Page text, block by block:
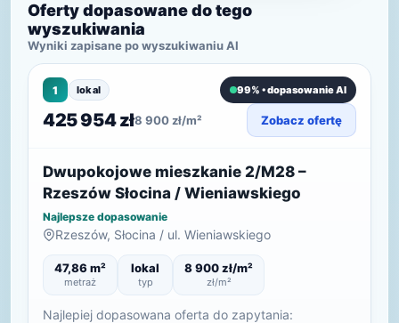
Oferty dopasowane do tego
wyszukiwania
Wyniki zapisane po wyszukiwaniu AI
1 lokal 99% • dopasowanie AI
425 954 zł8 900 zł/m² Zobacz ofertę
Dwupokojowe mieszkanie 2/M28 –
Rzeszów Słocina / Wieniawskiego
Najlepsze dopasowanie
Rzeszów, Słocina / ul. Wieniawskiego
47,86 m²
metraż
lokal
typ
8 900 zł/m²
zł/m²
Najlepiej dopasowana oferta do zapytania: